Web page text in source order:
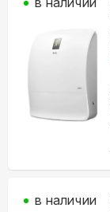
в наличии